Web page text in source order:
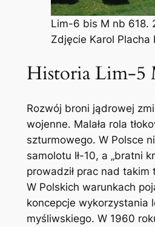
Lim-6 bis M nb 618.
Zdjęcie Karol Placha
Historia Lim-5
Rozwój broni jądrowej
wojenne. Malała rola
szturmowego. W Polsce
samolotu Ił-10, a „bratni
prowadził prac nad takim
W Polskich warunkach
koncepcje wykorzystania
myśliwskiego. W 1960